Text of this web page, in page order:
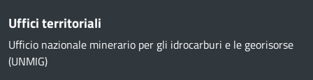
Uffici territoriali
Ufficio nazionale minerario per gli idrocarburi e le georisorse
(UNMIG)